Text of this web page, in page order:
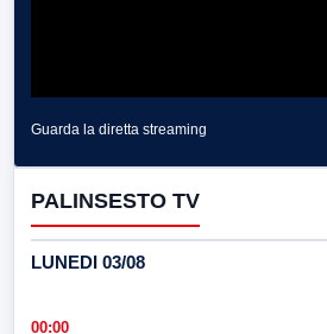
Guarda la diretta streaming
PALINSESTO TV
LUNEDI 03/08
00:00